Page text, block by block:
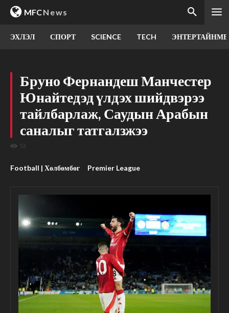
MFCNews
ЭХЛЭЛ СПОРТ SCIENCE TECH
Бруно Фернандеш Манчестер
Юнайтедэд үлдэх шийдвэрээ
тайлбарлаж, Саудын Арабын
саналыг татгалзжээ
53
Football | Хөлбөмбөг Premier League